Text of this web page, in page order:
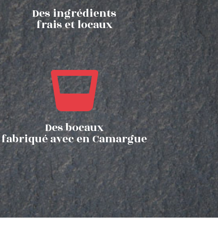
Des ingrédients
frais et locaux

Des bocaux
fabriqué avec en Camargue